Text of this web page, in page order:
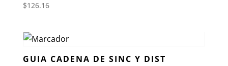
$126.16
GUIA CADENA DE SINC Y DIST